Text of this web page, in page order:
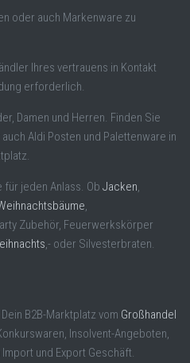
oder auch Markenware zu
Ihres vertrauens in Kontakt
erforderlich.
Damen und Herren. Finden Sie
Aldi Posten und Palettenware in
jeden Anlass. Ob Jacken,
,
Zubehör, Feuerwerkskörper
,- oder Silvesterbraten.
B2B-Marktplatz vom Großhandel
Insolvent-Angeboten,
und Export Geschäft.